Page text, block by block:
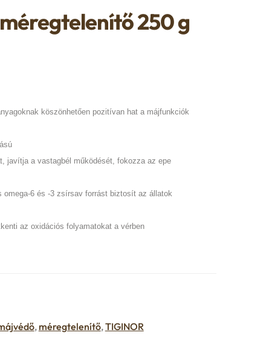
250 g
köszönhetően pozitívan hat a májfunkciók
javítja a vastagbél működését, fokozza az epe
6 és -3 zsírsav forrást biztosít az állatok
az oxidációs folyamatokat a vérben
, méregtelenítő,TIGINOR